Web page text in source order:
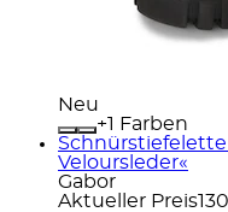
Neu
+
Farben
Veloursleder«
Gabor
Aktueller Preis